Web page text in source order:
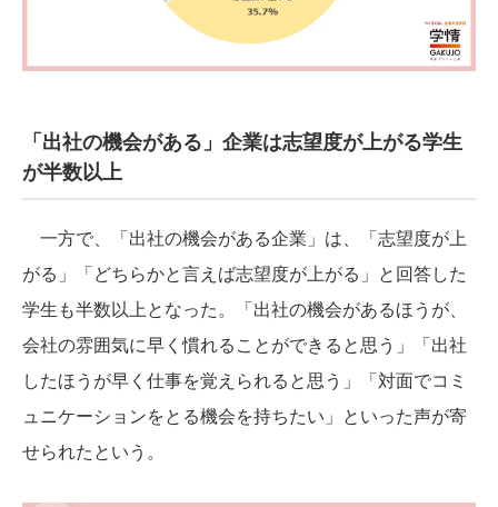
「出社の機会がある」企業は志望度が上がる学生
が半数以上
一方で、「出社の機会がある企業」は、「志望度が上
がる」「どちらかと言えば志望度が上がる」と回答した
学生も半数以上となった。「出社の機会があるほうが、
会社の雰囲気に早く慣れることができると思う」「出社
したほうが早く仕事を覚えられると思う」「対面でコミ
ュニケーションをとる機会を持ちたい」といった声が寄
せられたという。